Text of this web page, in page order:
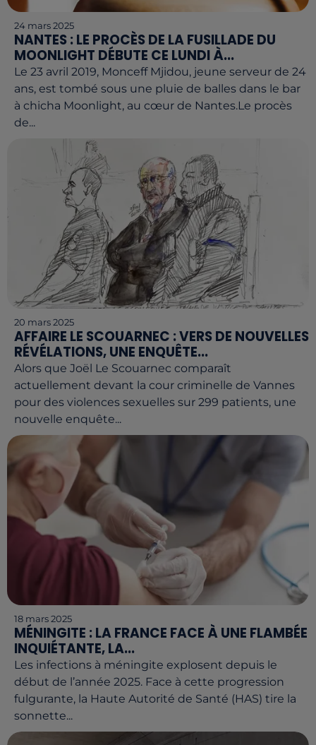
24 mars 2025
NANTES : LE PROCÈS DE LA FUSILLADE DU
MOONLIGHT DÉBUTE CE LUNDI À...
Le 23 avril 2019, Monceff Mjidou, jeune serveur de 24
ans, est tombé sous une pluie de balles dans le bar
à chicha Moonlight, au cœur de Nantes.Le procès
de...
20 mars 2025
AFFAIRE LE SCOUARNEC : VERS DE NOUVELLES
RÉVÉLATIONS, UNE ENQUÊTE...
Alors que Joël Le Scouarnec comparaît
actuellement devant la cour criminelle de Vannes
pour des violences sexuelles sur 299 patients, une
nouvelle enquête...
18 mars 2025
MÉNINGITE : LA FRANCE FACE À UNE FLAMBÉE
INQUIÉTANTE, LA...
Les infections à méningite explosent depuis le
début de l’année 2025. Face à cette progression
fulgurante, la Haute Autorité de Santé (HAS) tire la
sonnette...